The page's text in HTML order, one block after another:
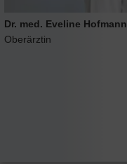
Dr. med. Eveline Hofmann
Oberärztin